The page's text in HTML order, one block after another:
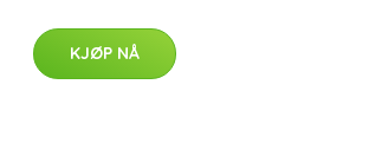
KJØP NÅ